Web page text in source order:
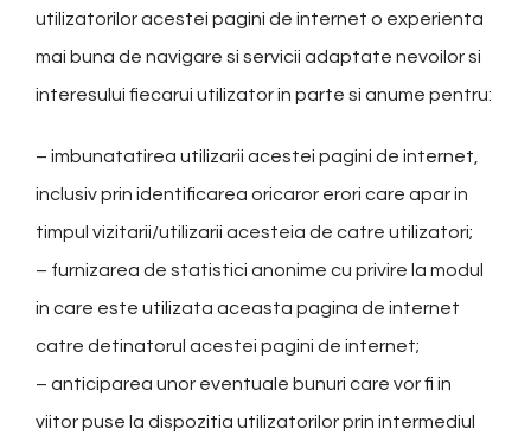
utilizatorilor acestei pagini de internet o experienta
mai buna de navigare si servicii adaptate nevoilor si
interesului fiecarui utilizator in parte si anume pentru:
– imbunatatirea utilizarii acestei pagini de internet,
inclusiv prin identificarea oricaror erori care apar in
timpul vizitarii/utilizarii acesteia de catre utilizatori;
– furnizarea de statistici anonime cu privire la modul
in care este utilizata aceasta pagina de internet
catre detinatorul acestei pagini de internet;
– anticiparea unor eventuale bunuri care vor fi in
viitor puse la dispozitia utilizatorilor prin intermediul